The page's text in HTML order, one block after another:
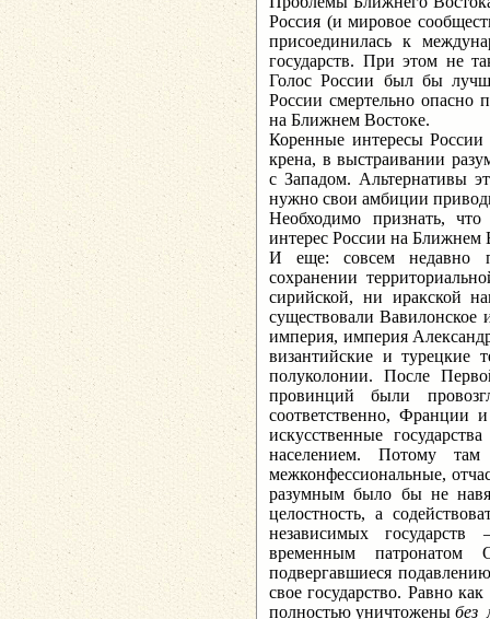
Россия (и мировое
присоединилась к
государств. При этом не
Голос России был бы
России смертельно опасно
на Ближнем Востоке.
Коренные интересы России
крена, в выстраивании
с Западом. Альтернативы
нужно свои амбиции
Необходимо признать,
интерес России на Ближнем
И еще: совсем недавно
сохранении
сирийской, ни иракской
существовали Вавилонское
империя, империя
византийские и турецкие
полуколонии. После
провинций были
соответственно, Франции
искусственные
населением. Потому
межконфессиональные,
разумным было бы не
целостность, а
независимых
временным
подвергавшиеся
свое государство. Равно
полностью уничтоженыбез